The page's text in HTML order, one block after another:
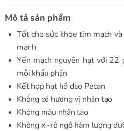
Mô tả sản phẩm
Tốt cho sức khỏe tim mạch
mạnh
Yến mạch nguyên hạt với 22
mỗi khẩu phần
Kết hợp hạt hồ đào Pecan
Không có hương vị nhân tạo
Không màu nhân tạo
Không xi-rô ngô hàm lượng